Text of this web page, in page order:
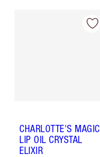
CHARLOTTE'S MAGIC
LIP OIL CRYSTAL
ELIXIR